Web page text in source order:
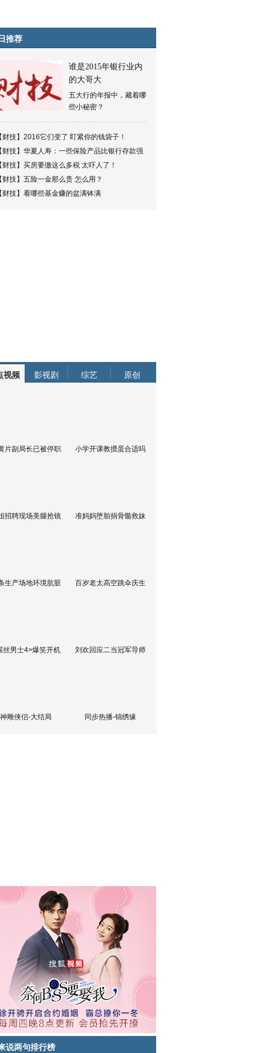
推荐
谁是2015年银行业内
的大哥大
五大行的年报中，藏着哪
些小秘密？
财技】 2016它们变了 盯紧你的钱袋子！
财技】 华夏人寿：一些保险产品比银行存款强
财技】 买房要缴这么多税 太吓人了！
财技】 五险一金那么贵 怎么用？
财技】 看哪些基金赚的盆满钵满
视频 影视剧 综艺 原创
片副局长已被停职 小学开课教掼蛋合适吗
招聘现场美腿抢镜 准妈妈堕胎捐骨髓救妹
生产场地环境肮脏 百岁老太高空跳伞庆生
丝男士4>爆笑开机 刘欢回应二当冠军导师
神雕侠侣-大结局 同步热播-锦绣缘
说两句排行榜